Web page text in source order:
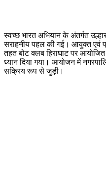
स्वच्छ भारत अभियान के अंतर्गत
सराहनीय पहल की गई। आयुक्त एवं
तहत बोट क्लब हिराघाट पर
ध्यान दिया गया। आयोजन में
सक्रिय रूप से जुड़ी।